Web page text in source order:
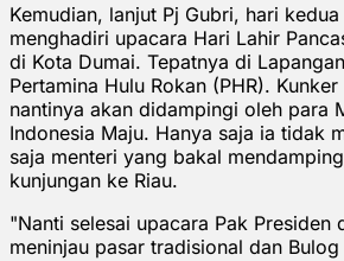
Kemudian, lanjut Pj Gubri, hari
menghadiri upacara Hari Lahir
di Kota Dumai. Tepatnya di
Pertamina Hulu Rokan (PHR).
nantinya akan didampingi oleh para
Indonesia Maju. Hanya saja ia tidak
saja menteri yang bakal
kunjungan ke Riau.
"Nanti selesai upacara Pak Presiden
meninjau pasar tradisional dan